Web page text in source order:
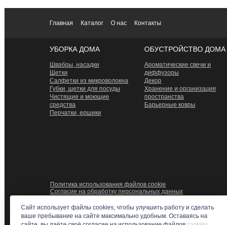
Главная Каталог О нас Контакты
УБОРКА ДОМА
Швабры, насадки
Щетки
Салфетки из микроволокна
Губки, щетки для посуды
Чистящие и моющие
средства
Перчатки, ершики
ОБУСТРОЙСТВО ДОМА
Ароматические свечи и
диффузоры
Декор
Хранение и организация
пространства
Барьерные ковры
Политика использования файлов cookie
Согласие на обработку персональных данных
Сайт использует файлы cookies, чтобы улучшить работу и сделать
ваше пребывание на сайте максимально удобным. Оставаясь на